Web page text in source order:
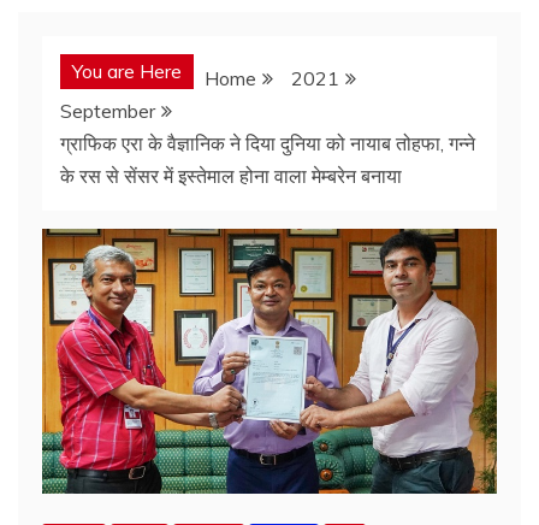
You are Here Home
2021
September
ग्राफिक एरा के वैज्ञानिक ने दिया दुनिया को नायाब तोहफा, गन्ने
के रस से सेंसर में इस्तेमाल होना वाला मेम्बरेन बनाया